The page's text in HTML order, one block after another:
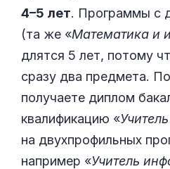
4–5 лет. Программы с
(та же «Математика и
длятся 5 лет, потому
сразу два предмета.
получаете диплом
квалификацию «
на двухпрофильных
например «Учитель